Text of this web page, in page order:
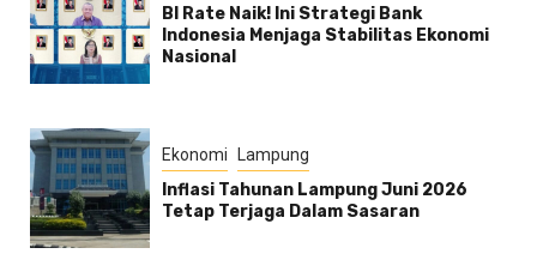
BI Rate Naik! Ini Strategi Bank
Indonesia Menjaga Stabilitas Ekonomi
Nasional
Ekonomi Lampung
Inflasi Tahunan Lampung Juni 2026
Tetap Terjaga Dalam Sasaran